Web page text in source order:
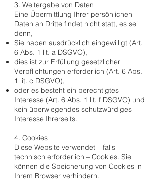
3. Weitergabe von Daten
Eine Übermittlung Ihrer persönlichen
Daten an Dritte findet nicht statt, es sei
denn,
Sie haben ausdrücklich eingewilligt (Art.
6 Abs. 1 lit. a DSGVO),
dies ist zur Erfüllung gesetzlicher
Verpflichtungen erforderlich (Art. 6 Abs.
1 lit. c DSGVO),
oder es besteht ein berechtigtes
Interesse (Art. 6 Abs. 1 lit. f DSGVO) und
kein überwiegendes schutzwürdiges
Interesse Ihrerseits.
4. Cookies
Diese Website verwendet – falls
technisch erforderlich – Cookies. Sie
können die Speicherung von Cookies in
Ihrem Browser verhindern.